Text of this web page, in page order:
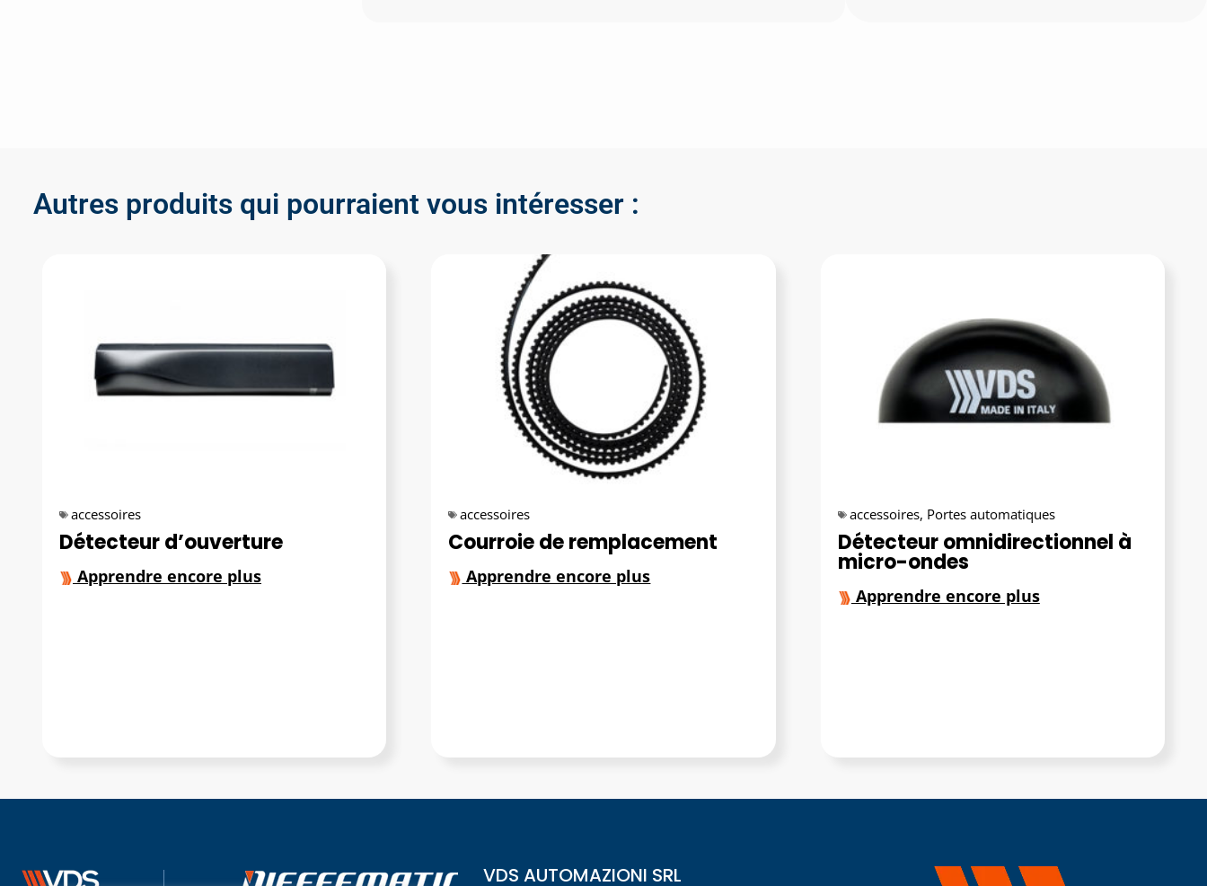
Autres produits qui pourraient vous intéresser :
accessoires
Détecteur d’ouverture
Apprendre encore plus
accessoires
Courroie de remplacement
Apprendre encore plus
accessoires, Portes automatiques
Détecteur omnidirectionnel à
micro-ondes
Apprendre encore plus
VDS AUTOMAZIONI SRL